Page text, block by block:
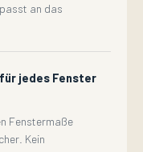
an das
jedes Fenster
Fenstermaße
Kein